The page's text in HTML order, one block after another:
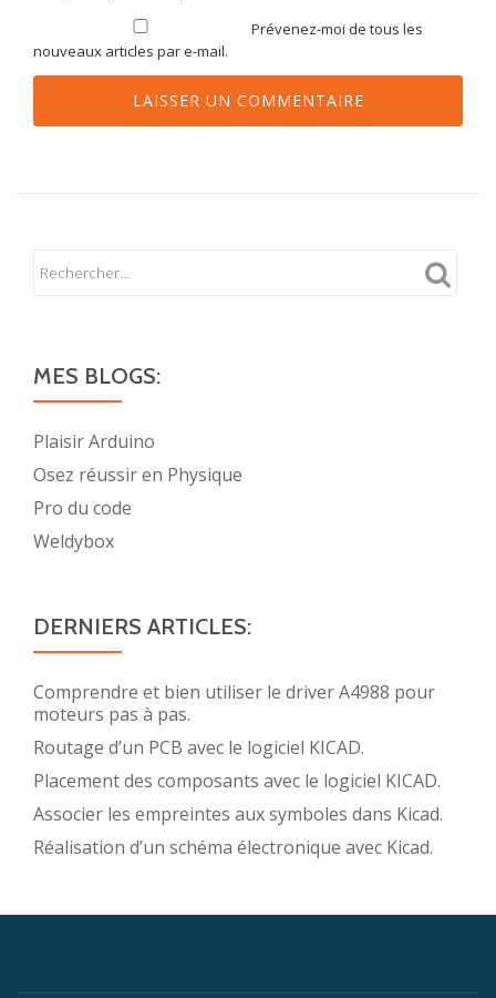
Prévenez-moi de tous les
nouveaux articles par e-mail.
MES BLOGS:
Plaisir Arduino
Osez réussir en Physique
Pro du code
Weldybox
DERNIERS ARTICLES:
Comprendre et bien utiliser le driver A4988 pour
moteurs pas à pas.
Routage d’un PCB avec le logiciel KICAD.
Placement des composants avec le logiciel KICAD.
Associer les empreintes aux symboles dans Kicad.
Réalisation d’un schéma électronique avec Kicad.
Menu